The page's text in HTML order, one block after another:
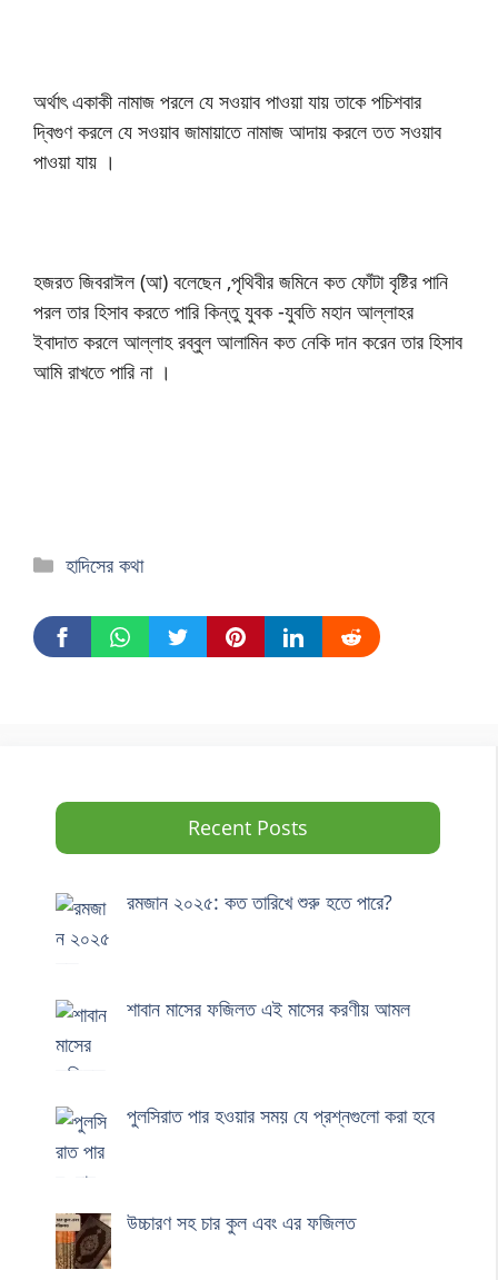
অর্থাৎ একাকী নামাজ পরলে যে সওয়াব পাওয়া যায় তাকে পচিশবার
দ্বিগুণ করলে যে সওয়াব জামায়াতে নামাজ আদায় করলে তত সওয়াব
পাওয়া যায় ।
হজরত জিবরাঈল (আ) বলেছেন ,পৃথিবীর জমিনে কত ফোঁটা বৃষ্টির পানি
পরল তার হিসাব করতে পারি কিন্তু যুবক -যুবতি মহান আল্লাহর
ইবাদাত করলে আল্লাহ রব্বুল আলামিন কত নেকি দান করেন তার হিসাব
আমি রাখতে পারি না ।
হাদিসের কথা
Recent Posts
রমজান ২০২৫: কত তারিখে শুরু হতে পারে?
শাবান মাসের ফজিলত এই মাসের করণীয় আমল
পুলসিরাত পার হওয়ার সময় যে প্রশ্নগুলো করা হবে
উচ্চারণ সহ চার কুল এবং এর ফজিলত